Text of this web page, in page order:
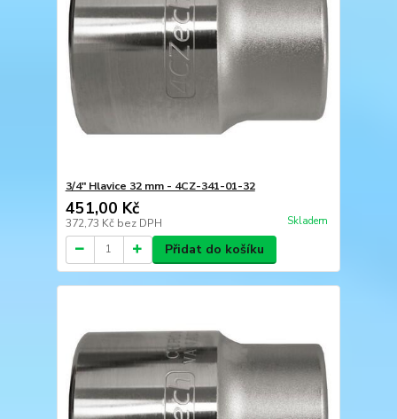
3/4" Hlavice 32 mm - 4CZ-341-01-32
451,00 Kč
372,73 Kč bez DPH Skladem
Přidat do košíku